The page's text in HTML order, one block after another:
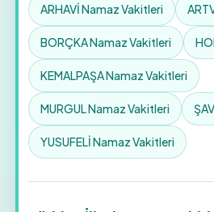
ARHAVİ Namaz Vakitleri
BORÇKA Namaz Vakitleri
KEMALPAŞA Namaz Vakitleri
MURGUL Namaz Vakitleri
YUSUFELİ Namaz Vakitleri